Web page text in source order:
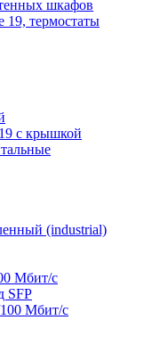
шкафов
19, термостаты
с крышкой
(industrial)
Мбит/с
SFP
Мбит/с